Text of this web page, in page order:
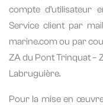
compte d’utilisateur
Service client par
marine.com ou par
ZA du Pont Trinquat –
Labruguière.
Pour la mise en